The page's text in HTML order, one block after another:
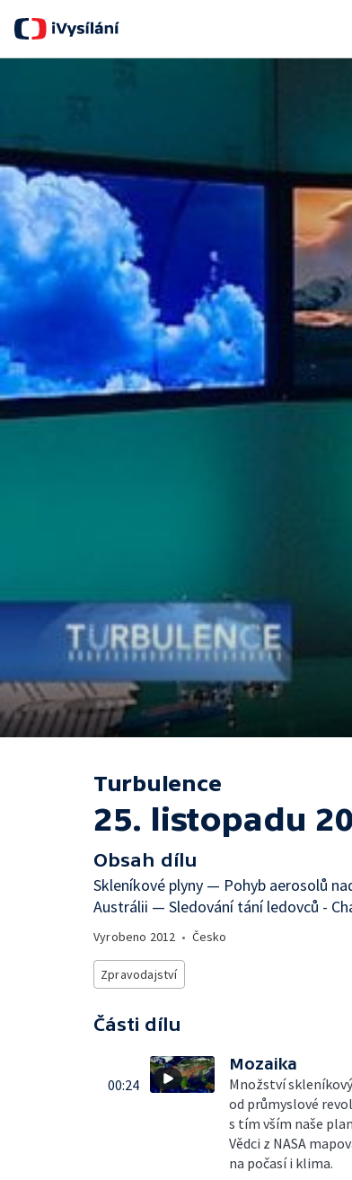
Turbulence
25. listopadu
Obsah dílu
Skleníkové plyny — Pohyb aerosolů
Austrálii — Sledování tání ledovců -
Vyrobeno 2012 • Česko
Zpravodajství
Části dílu
00:24
Mozaika
Množství
od průmyslové
s tím vším naše
Vědci z NASA
na počasí i klima.